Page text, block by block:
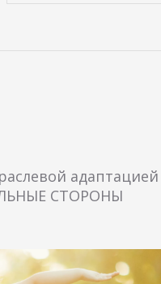
адаптацией
СТОРОНЫ